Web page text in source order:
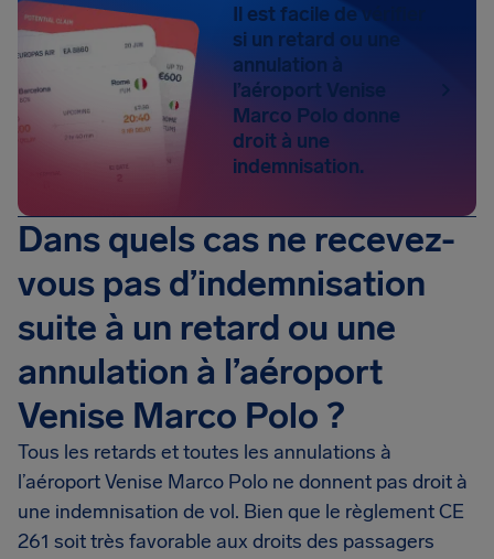
Il est facile de vérifier
si un retard ou une
annulation à
l’aéroport Venise
Marco Polo donne
droit à une
indemnisation.
Dans quels cas ne recevez-
vous pas d’indemnisation
suite à un retard ou une
annulation à l’aéroport
Venise Marco Polo ?
Tous les retards et toutes les annulations à
l’aéroport Venise Marco Polo ne donnent pas droit à
une indemnisation de vol. Bien que le règlement CE
261 soit très favorable aux droits des passagers